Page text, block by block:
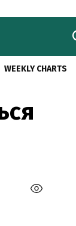
WEEKLY CHARTS